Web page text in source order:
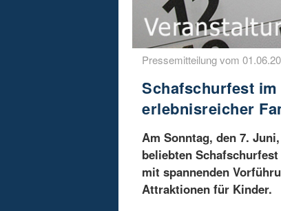
Pressemitteilung vom
Schafschurfest
erlebnisreicher
Am Sonntag, den 7.
beliebten
mit spannenden
Attraktionen für Kinder.